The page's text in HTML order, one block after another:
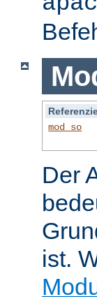
mod_so
Der
ist.